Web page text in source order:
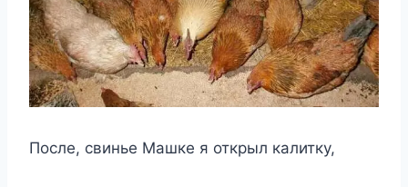
После, свинье Машке я открыл калитку,